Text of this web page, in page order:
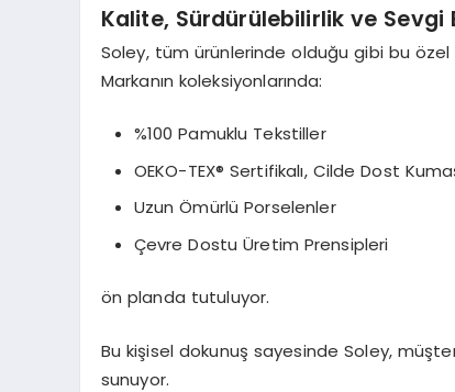
Kalite, Sürdürülebilirlik ve Sevgi
Soley, tüm ürünlerinde olduğu gibi bu
Markanın koleksiyonlarında:
%100 Pamuklu Tekstiller
OEKO-TEX® Sertifikalı, Cilde Dost
Uzun Ömürlü Porselenler
Çevre Dostu Üretim Prensipleri
ön planda tutuluyor.
Bu kişisel dokunuş sayesinde Soley,
sunuyor.